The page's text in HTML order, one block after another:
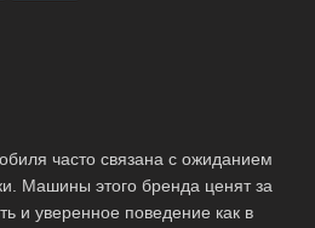
часто связана с ожиданием
Машины этого бренда ценят за
и уверенное поведение как в